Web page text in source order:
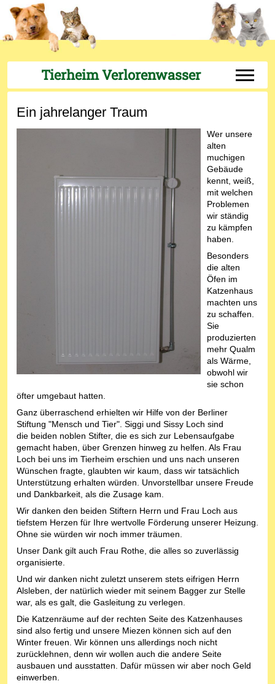
Tierheim Verlorenwasser Off-
Ein jahrelanger Traum
Wer unsere
alten
muchigen
Gebäude
kennt, weiß,
mit welchen
Problemen
wir ständig
zu kämpfen
haben.
Besonders
die alten
Öfen im
Katzenhaus
machten uns
zu schaffen.
Sie
produzierten
mehr Qualm
als Wärme,
obwohl wir
sie schon
öfter umgebaut hatten.
Ganz überraschend erhielten wir Hilfe von der Berliner
Stiftung "Mensch und Tier". Siggi und Sissy Loch sind
die beiden noblen Stifter, die es sich zur Lebensaufgabe
gemacht haben, über Grenzen hinweg zu helfen. Als Frau
Loch bei uns im Tierheim erschien und uns nach unseren
Wünschen fragte, glaubten wir kaum, dass wir tatsächlich
Unterstützung erhalten würden. Unvorstellbar unsere Freude
und Dankbarkeit, als die Zusage kam.
Wir danken den beiden Stiftern Herrn und Frau Loch aus
tiefstem Herzen für Ihre wertvolle Förderung unserer Heizung.
Ohne sie würden wir noch immer träumen.
Unser Dank gilt auch Frau Rothe, die alles so zuverlässig
organisierte.
Und wir danken nicht zuletzt unserem stets eifrigen Herrn
Alsleben, der natürlich wieder mit seinem Bagger zur Stelle
war, als es galt, die Gasleitung zu verlegen.
Die Katzenräume auf der rechten Seite des Katzenhauses
sind also fertig und unsere Miezen können sich auf den
Winter freuen. Wir können uns allerdings noch nicht
zurücklehnen, denn wir wollen auch die andere Seite
ausbauen und ausstatten. Dafür müssen wir aber noch Geld
einwerben.